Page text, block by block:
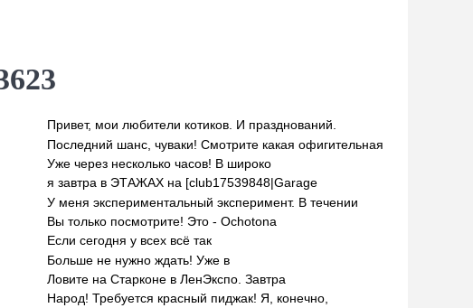
Привет, мои любители котиков. И празднований.
Последний шанс, чуваки! Смотрите какая офигительная
Уже через несколько часов! В широко
я завтра в ЭТАЖАХ на [club17539848|Garage
У меня экспериментальный эксперимент. В течении
Вы только посмотрите! Это - Ochotona
Если сегодня у всех всё так
Больше не нужно ждать! Уже в
Ловите на Старконе в ЛенЭкспо. Завтра
Народ! Требуется красный пиджак! Я, конечно,